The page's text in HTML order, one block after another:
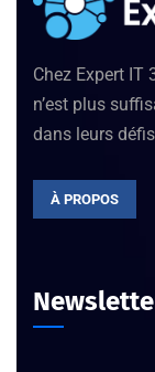
Chez Expert IT
n’est plus
dans leurs
À PROPOS